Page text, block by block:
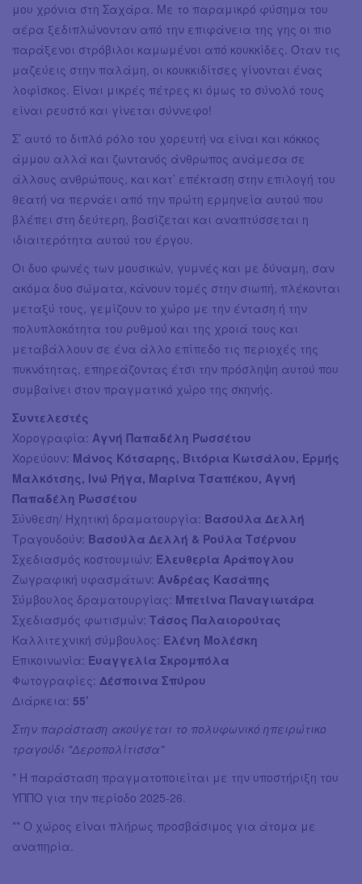
μου χρόνια στη Σαχάρα. Με το παραμικρό φύσημα του
αέρα ξεδιπλώνονταν από την επιφάνεια της γης οι πιο
παράξενοι στρόβιλοι καμωμένοι από κουκκίδες. Όταν τις
μαζεύεις στην παλάμη, οι κουκκιδίτσες γίνονται ένας
λοφίσκος. Είναι μικρές πέτρες κι όμως το σύνολό τους
είναι ρευστό και γίνεται σύννεφο!
Σ’ αυτό το διπλό ρόλο του χορευτή να είναι και κόκκος
άμμου αλλά και ζωντανός άνθρωπος ανάμεσα σε
άλλους ανθρώπους, και κατ’ επέκταση στην επιλογή του
θεατή να περνάει από την πρώτη ερμηνεία αυτού που
βλέπει στη δεύτερη, βασίζεται και αναπτύσσεται η
ιδιαιτερότητα αυτού του έργου.
Οι δυο φωνές των μουσικών, γυμνές και με δύναμη, σαν
ακόμα δυο σώματα, κάνουν τομές στην σιωπή, πλέκονται
μεταξύ τους, γεμίζουν το χώρο με την ένταση ή την
πολυπλοκότητα του ρυθμού και της χροιά τους και
μεταβάλλουν σε ένα άλλο επίπεδο τις περιοχές της
πυκνότητας, επηρεάζοντας έτσι την πρόσληψη αυτού που
συμβαίνει στον πραγματικό χώρο της σκηνής.
Συντελεστές
Χορογραφία: Αγνή Παπαδέλη Ρωσσέτου
Χορεύουν: Μάνος Κότσαρης, Βιτόρια Κωτσάλου, Ερμής
Μαλκότσης, Ινώ Ρήγα, Μαρίνα Τσαπέκου, Αγνή
Παπαδέλη Ρωσσέτου
Σύνθεση/ Ηχητική δραματουργία: Βασούλα Δελλή
Τραγουδούν: Βασούλα Δελλή & Ρούλα Τσέρνου
Σχεδιασμός κοστουμιών: Ελευθερία Αράπογλου
Ζωγραφική υφασμάτων: Ανδρέας Κασάπης
Σύμβουλος δραματουργίας: Μπετίνα Παναγιωτάρα
Σχεδιασμός φωτισμών: Τάσος Παλαιορούτας
Καλλιτεχνική σύμβουλος: Ελένη Μολέσκη
Επικοινωνία: Ευαγγελία Σκρομπόλα
Φωτογραφίες: Δέσποινα Σπύρου
Διάρκεια: 55’
Στην παράσταση ακούγεται το πολυφωνικό ηπειρώτικο
τραγούδι "Δεροπολίτισσα"
* Η παράσταση πραγματοποιείται με την υποστήριξη του
ΥΠΠΟ για την περίοδο 2025-26.
** Ο χώρος είναι πλήρως προσβάσιμος για άτομα με
αναπηρία.